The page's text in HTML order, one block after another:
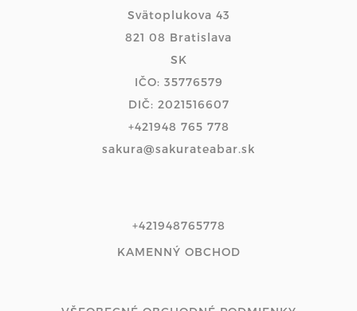
Svätoplukova 43
821 08 Bratislava
SK
IČO: 35776579
DIČ: 2021516607
+421948 765 778
sakura@sakurateabar.sk
+421948765778
KAMENNÝ OBCHOD